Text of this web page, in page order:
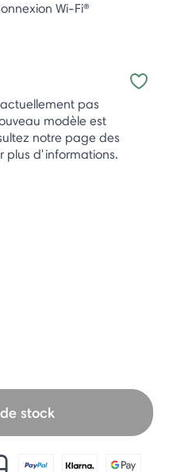
Wi-Fi®
pas
modèle est
notre page des
plus d'informations.
stock